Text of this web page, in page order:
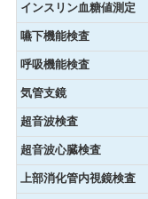
インスリン血糖値測定
嚥下機能検査
呼吸機能検査
気管支鏡
超音波検査
超音波心臓検査
上部消化管内視鏡検査